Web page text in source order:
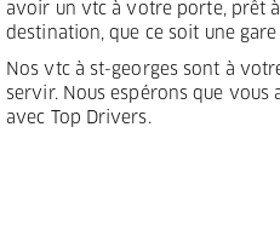
avoir un vtc à votre porte, prêt
destination, que ce soit une
Nos vtc à st-georges sont à
servir. Nous espérons que
avec Top Drivers.